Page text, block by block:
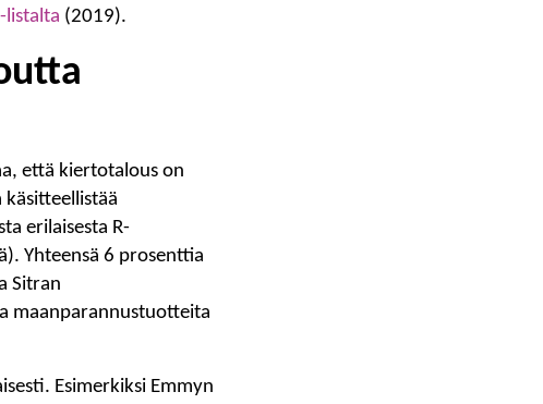
listalta (2019).
että kiertotalous on
erilaisesta R-
Yhteensä 6 prosenttia
Sitran
maanparannustuotteita
Esimerkiksi Emmyn